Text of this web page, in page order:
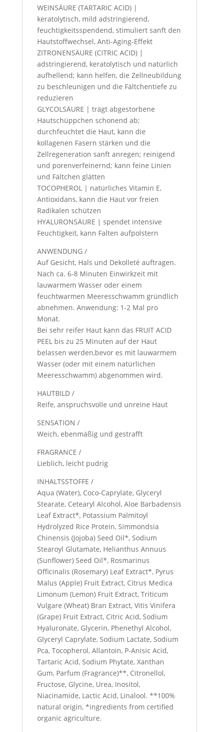
WEINSÄURE (TARTARIC ACID) |
keratolytisch, mild adstringierend,
feuchtigkeitsspendend, stimuliert sanft den
Hautstoffwechsel, Anti-Aging-Effekt
ZITRONENSÄURE (CITRIC ACID) |
adstringierend, keratolytisch und natürlich
aufhellend; kann helfen, die Zellneubildung
zu beschleunigen und die Fältchentiefe zu
reduzieren
GLYCOLSÄURE | trägt abgestorbene
Hautschüppchen schonend ab;
durchfeuchtet die Haut, kann die
kollagenen Fasern stärken und die
Zellregeneration sanft anregen; reinigend
und porenverfeinernd; kann feine Linien
und Fältchen glätten
TOCOPHEROL | natürliches Vitamin E,
Antioxidans, kann die Haut vor freien
Radikalen schützen
HYALURONSÄURE | spendet intensive
Feuchtigkeit, kann Falten aufpolstern
ANWENDUNG /
Auf Gesicht, Hals und Dekolleté auftragen.
Nach ca. 6-8 Minuten Einwirkzeit mit
lauwarmem Wasser oder einem
feuchtwarmen Meeresschwamm gründlich
abnehmen. Anwendung: 1-2 Mal pro
Monat.
Bei sehr reifer Haut kann das FRUIT ACID
PEEL bis zu 25 Minuten auf der Haut
belassen werden,bevor es mit lauwarmem
Wasser (oder mit einem natürlichen
Meeresschwamm) abgenommen wird.
HAUTBILD /
Reife, anspruchsvolle und unreine Haut
SENSATION /
Weich, ebenmäßig und gestrafft
FRAGRANCE /
Lieblich, leicht pudrig
INHALTSSTOFFE /
Aqua (Water), Coco-Caprylate, Glyceryl
Stearate, Cetearyl Alcohol, Aloe Barbadensis
Leaf Extract*, Potassium Palmitoyl
Hydrolyzed Rice Protein, Simmondsia
Chinensis (Jojoba) Seed Oil*, Sodium
Stearoyl Glutamate, Helianthus Annuus
(Sunflower) Seed Oil*, Rosmarinus
Officinalis (Rosemary) Leaf Extract*, Pyrus
Malus (Apple) Fruit Extract, Citrus Medica
Limonum (Lemon) Fruit Extract, Triticum
Vulgare (Wheat) Bran Extract, Vitis Vinifera
(Grape) Fruit Extract, Citric Acid, Sodium
Hyaluronate, Glycerin, Phenethyl Alcohol,
Glyceryl Caprylate, Sodium Lactate, Sodium
Pca, Tocopherol, Allantoin, P-Anisic Acid,
Tartaric Acid, Sodium Phytate, Xanthan
Gum, Parfum (Fragrance)**, Citronellol,
Fructose, Glycine, Urea, Inositol,
Niacinamide, Lactic Acid, Linalool. **100%
natural origin, *ingredients from certified
organic agriculture.